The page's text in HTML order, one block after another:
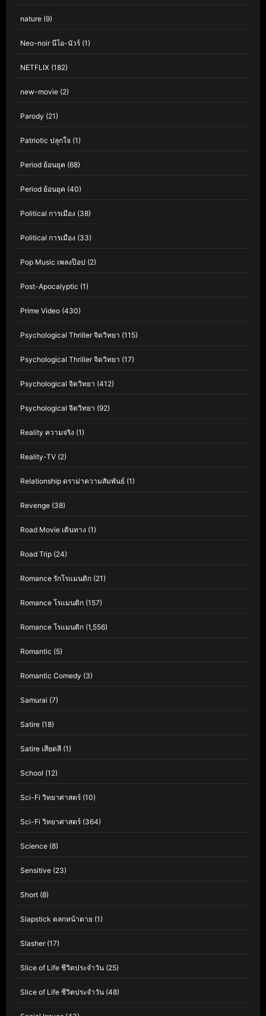
nature (9)
Neo-noir นีโอ-นัวร์ (1)
NETFLIX (182)
new-movie (2)
Parody (21)
Patriotic ปลุกใจ (1)
Period ย้อนยุค (68)
Period ย้อนยุค (40)
Political การเมือง (38)
Political การเมือง (33)
Pop Music เพลงป๊อป (2)
Post-Apocalyptic (1)
Prime Video (430)
Psychological Thriller จิตวิทยา (115)
Psychological Thriller จิตวิทยา (17)
Psychological จิตวิทยา (412)
Psychological จิตวิทยา (92)
Reality ความจริง (1)
Reality-TV (2)
Relationship ดราม่าความสัมพันธ์ (1)
Revenge (38)
Road Movie เดินทาง (1)
Road Trip (24)
Romance รักโรแมนติก (21)
Romance โรแมนติก (157)
Romance โรแมนติก (1,556)
Romantic (5)
Romantic Comedy (3)
Samurai (7)
Satire (18)
Satire เสียดสี (1)
School (12)
Sci-Fi วิทยาศาสตร์ (10)
Sci-Fi วิทยาศาสตร์ (364)
Science (8)
Sensitive (23)
Short (8)
Slapstick ตลกหน้าตาย (1)
Slasher(17)
Slice of Life ชีวิตประจำวัน (25)
Slice of Life ชีวิตประจำวัน (48)